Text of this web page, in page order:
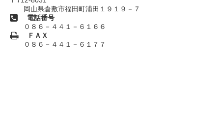
岡山県倉敷市福田町浦田１９１９－７
電話番号
０８６－４４１－６１６６
ＦＡＸ
０８６－４４１－６１７７